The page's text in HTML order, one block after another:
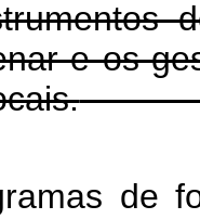
e os
de